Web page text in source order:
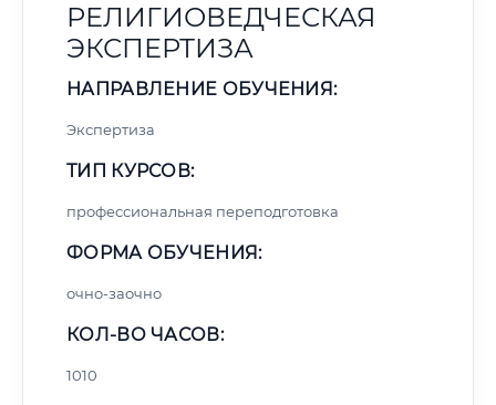
РЕЛИГИОВЕДЧЕСКАЯ
ЭКСПЕРТИЗА
НАПРАВЛЕНИЕ ОБУЧЕНИЯ:
Экспертиза
ТИП КУРСОВ:
профессиональная переподготовка
ФОРМА ОБУЧЕНИЯ:
очно-заочно
КОЛ-ВО ЧАСОВ:
1010